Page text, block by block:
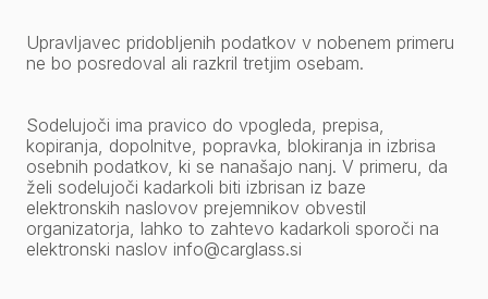
Upravljavec pridobljenih podatkov v nobenem primeru
ne bo posredoval ali razkril tretjim osebam.
Sodelujoči ima pravico do vpogleda, prepisa,
kopiranja, dopolnitve, popravka, blokiranja in izbrisa
osebnih podatkov, ki se nanašajo nanj. V primeru, da
želi sodelujoči kadarkoli biti izbrisan iz baze
elektronskih naslovov prejemnikov obvestil
organizatorja, lahko to zahtevo kadarkoli sporoči na
elektronski naslov info@carglass.si